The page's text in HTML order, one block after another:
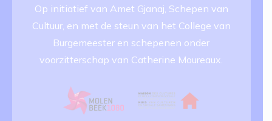
Op initiatief van Amet Gjanaj, Schepen van
Cultuur, en met de steun van het College van
Burgemeester en schepenen onder
voorzitterschap van Catherine Moureaux.